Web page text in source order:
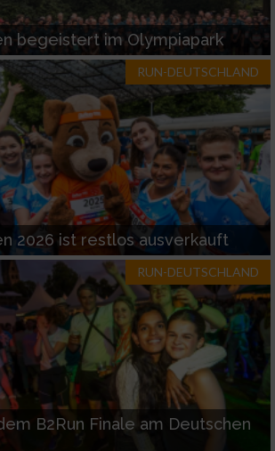
begeistert im Olympiapark
RUN-DEUTSCHLAND
2026 ist restlos ausverkauft
RUN-DEUTSCHLAND
B2Run Finale am Deutschen